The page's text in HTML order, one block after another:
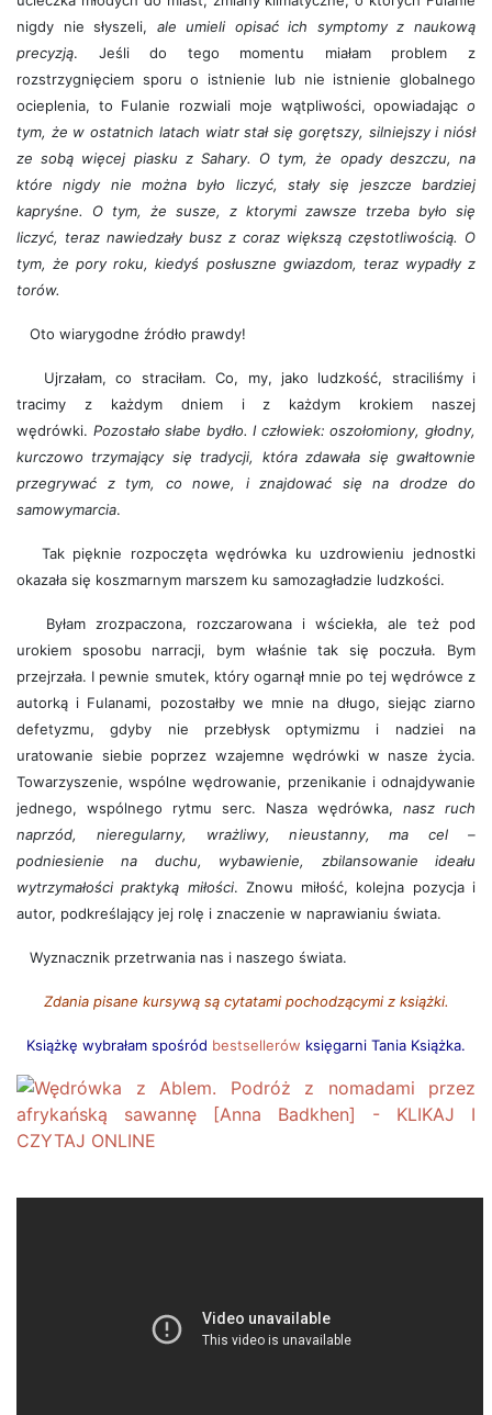
nigdy nie słyszeli, ale umieli opisać ich symptomy z naukową
precyzją. Jeśli do tego momentu miałam problem z
rozstrzygnięciem sporu o istnienie lub nie istnienie globalnego
ocieplenia, to Fulanie rozwiali moje wątpliwości, opowiadając o
tym, że w ostatnich latach wiatr stał się gorętszy, silniejszy i niósł
ze sobą więcej piasku z Sahary. O tym, że opady deszczu, na
które nigdy nie można było liczyć, stały się jeszcze bardziej
kapryśne. O tym, że susze, z ktorymi zawsze trzeba było się
liczyć, teraz nawiedzały busz z coraz większą częstotliwością. O
tym, że pory roku, kiedyś posłuszne gwiazdom, teraz wypadły z
torów.
Oto wiarygodne źródło prawdy!
Ujrzałam, co straciłam. Co, my, jako ludzkość, straciliśmy i
tracimy z każdym dniem i z każdym krokiem naszej
wędrówki. Pozostało słabe bydło. I człowiek: oszołomiony, głodny,
kurczowo trzymający się tradycji, która zdawała się gwałtownie
przegrywać z tym, co nowe, i znajdować się na drodze do
samowymarcia.
Tak pięknie rozpoczęta wędrówka ku uzdrowieniu jednostki
okazała się koszmarnym marszem ku samozagładzie ludzkości.
Byłam zrozpaczona, rozczarowana i wściekła, ale też pod
urokiem sposobu narracji, bym właśnie tak się poczuła. Bym
przejrzała. I pewnie smutek, który ogarnął mnie po tej wędrówce z
autorką i Fulanami, pozostałby we mnie na długo, siejąc ziarno
defetyzmu, gdyby nie przebłysk optymizmu i nadziei na
uratowanie siebie poprzez wzajemne wędrówki w nasze życia.
Towarzyszenie, wspólne wędrowanie, przenikanie i odnajdywanie
jednego, wspólnego rytmu serc. Nasza wędrówka, nasz ruch
naprzód, nieregularny, wrażliwy, nieustanny, ma cel –
podniesienie na duchu, wybawienie, zbilansowanie ideału
wytrzymałości praktyką miłości. Znowu miłość, kolejna pozycja i
autor, podkreślający jej rolę i znaczenie w naprawianiu świata.
Wyznacznik przetrwania nas i naszego świata.
Zdania pisane kursywą są cytatami pochodzącymi z książki.
Książkę wybrałam spośród bestsellerów księgarni Tania Książka.